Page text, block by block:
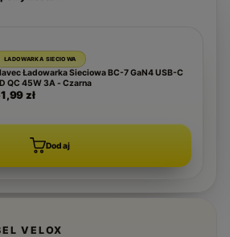
ŁADOWARKA SIECIOWA
Ładowarka Sieciowa BC-7 GaN4 USB-C
QC 45W 3A - Czarna
zł
Dodaj
VELOX